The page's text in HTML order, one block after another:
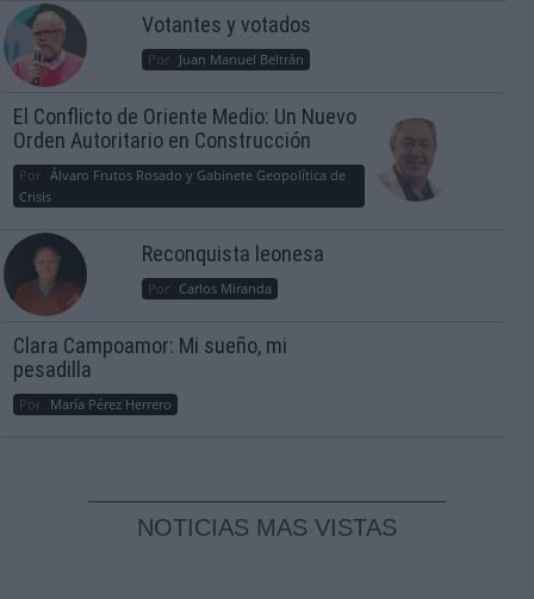
Votantes y votados
Por Juan Manuel Beltrán
El Conflicto de Oriente Medio: Un Nuevo
Orden Autoritario en Construcción
Por Álvaro Frutos Rosado y Gabinete Geopolítica de
Crisis
Reconquista leonesa
Por Carlos Miranda
Clara Campoamor: Mi sueño, mi
pesadilla
Por María Pérez Herrero
NOTICIAS MAS VISTAS